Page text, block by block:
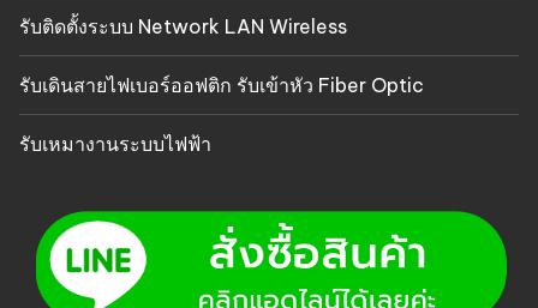
รับติดตั้งระบบ Network LAN Wireless
รับเดินสายไฟเบอร์ออฟติก รับเข้าหัว Fiber Optic
รับเหมางานระบบไฟฟ้า